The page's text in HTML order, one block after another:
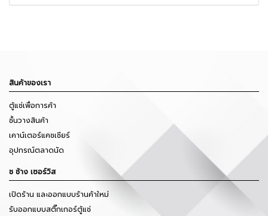
สินค้าของเรา
ตู้แช่เพื่อการค้า
ชั้นวางสินค้า
เคาน์เตอร์แคชเชียร์
อุปกรณ์ตลาดนัด
ช ช้าง เซอร์วิส
เปิดร้าน และออกแบบร้านค้าใหม่
รับออกแบบสติ๊กเกอร์ตู้แช่